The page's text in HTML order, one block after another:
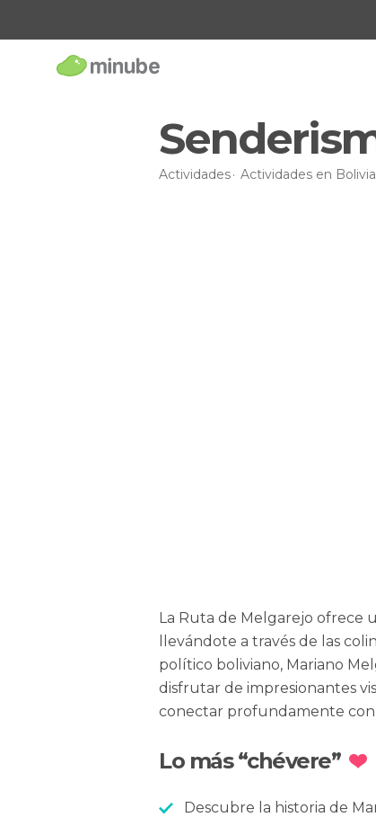
Actividades Actividades en Bolivia
La Ruta de Melgarejo ofrece
llevándote a través de las
político boliviano, Mariano
disfrutar de impresionantes
conectar profundamente con
Lo más “chévere”
Descubre la historia de